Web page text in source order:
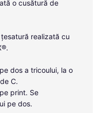
o cusătură de
realizată cu
dos a tricoului, la o
C.
print. Se
pe dos.